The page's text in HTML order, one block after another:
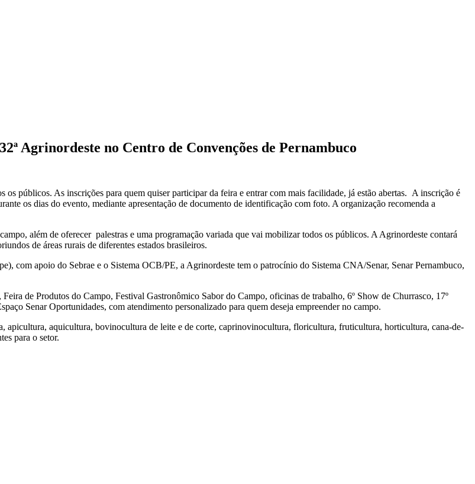
Agrinordeste no Centro de Convenções de Pernambuco
os públicos. As inscrições para quem quiser participar da feira e entrar com mais facilidade, já estão abertas. A inscrição é
os dias do evento, mediante apresentação de documento de identificação com foto. A organização recomenda a
além de oferecer palestras e uma programação variada que vai mobilizar todos os públicos. A Agrinordeste contará
de áreas rurais de diferentes estados brasileiros.
com apoio do Sebrae e o Sistema OCB/PE, a Agrinordeste tem o patrocínio do Sistema CNA/Senar, Senar Pernambuco,
de Produtos do Campo, Festival Gastronômico Sabor do Campo, oficinas de trabalho, 6º Show de Churrasco, 17º
Senar Oportunidades, com atendimento personalizado para quem deseja empreender no campo.
apicultura, aquicultura, bovinocultura de leite e de corte, caprinovinocultura, floricultura, fruticultura, horticultura, cana-de-
para o setor.